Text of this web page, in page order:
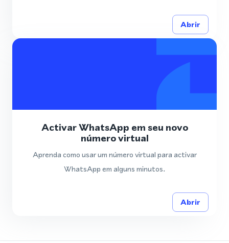
Abrir
Activar WhatsApp em seu novo
número virtual
Aprenda como usar um número virtual para activar
WhatsApp em alguns minutos.
Abrir